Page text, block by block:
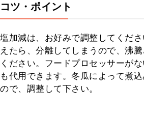
コツ・ポイント
塩加減は、お好みで調整してくだ
えたら、分離してしまうので、沸
ください。フードプロセッサーが
も代用できます。冬瓜によって煮
ので、調整して下さい。